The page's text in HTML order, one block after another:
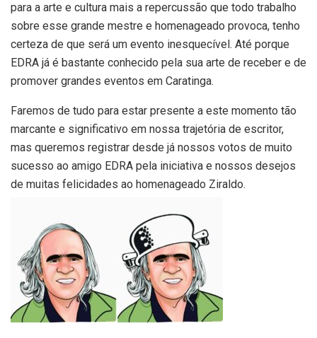
para a arte e cultura mais a repercussão que todo trabalho
sobre esse grande mestre e homenageado provoca, tenho
certeza de que será um evento inesquecível. Até porque
EDRA já é bastante conhecido pela sua arte de receber e de
promover grandes eventos em Caratinga.
Faremos de tudo para estar presente a este momento tão
marcante e significativo em nossa trajetória de escritor,
mas queremos registrar desde já nossos votos de muito
sucesso ao amigo EDRA pela iniciativa e nossos desejos
de muitas felicidades ao homenageado Ziraldo.